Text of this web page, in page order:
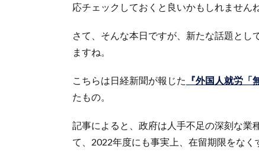
応チェックしておくと良いかもしれませんね
さて、そんな本日ですが、新たな話題とし
ますね。
こちらは日経新聞が報じた 『外国人就労
たもの。
記事によると、政府は人手不足の深刻な業
て、2022年度にも事実上、在留期限をなく